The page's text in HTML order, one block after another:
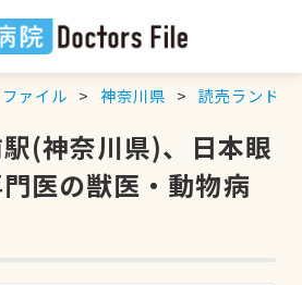
ァイル 神奈川県 読売ランド前
(神奈川県)、日本眼
医の獣医・動物病